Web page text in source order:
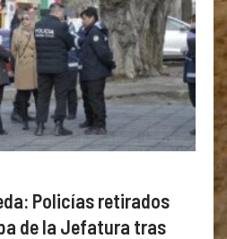
Policías retirados
de la Jefatura tras